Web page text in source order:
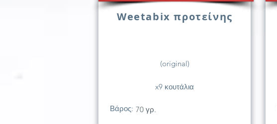
Weetabix προτείνης
(original)
x9 κουτάλια
Βάρος: 70 γρ.